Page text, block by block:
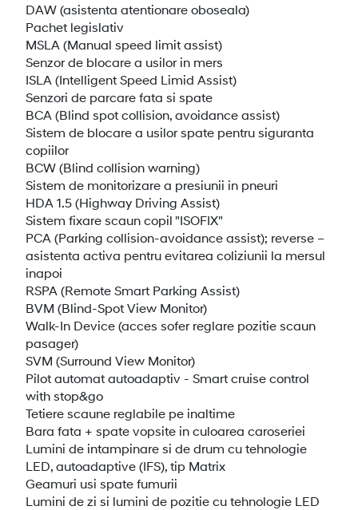
DAW (asistenta atentionare oboseala)
Pachet legislativ
MSLA (Manual speed limit assist)
Senzor de blocare a usilor in mers
ISLA (Intelligent Speed Limid Assist)
Senzori de parcare fata si spate
BCA (Blind spot collision, avoidance assist)
Sistem de blocare a usilor spate pentru siguranta
copiilor
BCW (Blind collision warning)
Sistem de monitorizare a presiunii in pneuri
HDA 1.5 (Highway Driving Assist)
Sistem fixare scaun copil "ISOFIX"
PCA (Parking collision-avoidance assist); reverse –
asistenta activa pentru evitarea coliziunii la mersul
inapoi
RSPA (Remote Smart Parking Assist)
BVM (Blind-Spot View Monitor)
Walk-In Device (acces sofer reglare pozitie scaun
pasager)
SVM (Surround View Monitor)
Pilot automat autoadaptiv - Smart cruise control
with stop&go
Tetiere scaune reglabile pe inaltime
Bara fata + spate vopsite in culoarea caroseriei
Lumini de intampinare si de drum cu tehnologie
LED, autoadaptive (IFS), tip Matrix
Geamuri usi spate fumurii
Lumini de zi si lumini de pozitie cu tehnologie LED